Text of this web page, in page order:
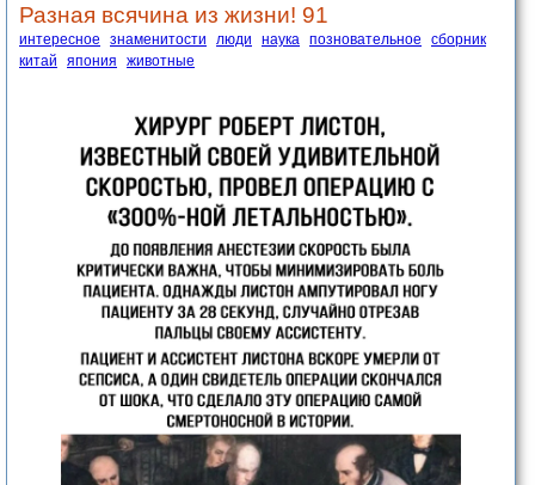
Разная всячина из жизни! 91
интересное знаменитости люди наука позновательное
сборник
китай
япония животные